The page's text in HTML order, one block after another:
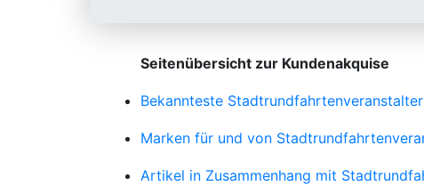
Seitenübersicht zur Kundenakquise
Bekannteste
Marken für und von
Artikel in Zusammenhang mit